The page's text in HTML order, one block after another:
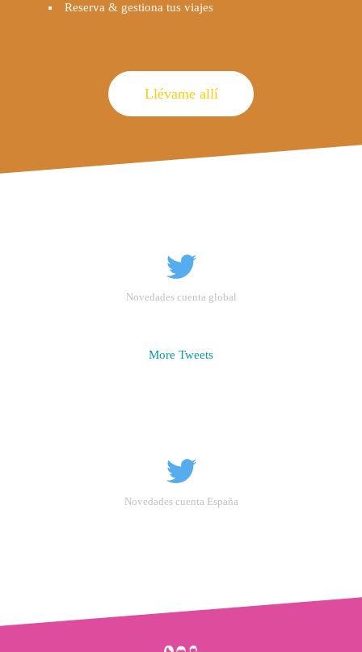
Reserva & gestiona tus viajes
Llévame allí
Novedades cuenta global
More Tweets
Novedades cuenta España